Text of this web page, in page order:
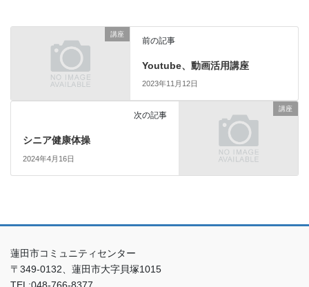
講座
前の記事
Youtube、動画活用講座
2023年11月12日
講座
次の記事
シニア健康体操
2024年4月16日
蓮田市コミュニティセンター
〒349-0132、蓮田市大字貝塚1015
TEL:048-766-8377